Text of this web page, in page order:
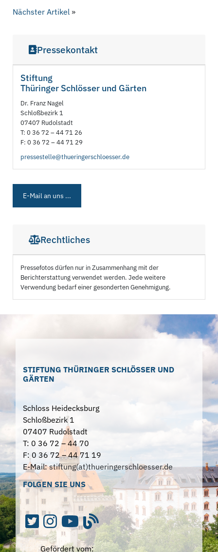
Nächster Artikel »
Pressekontakt
Stiftung
Thüringer Schlösser und Gärten
Dr. Franz Nagel
Schloßbezirk 1
07407 Rudolstadt
T: 0 36 72 – 44 71 26
F: 0 36 72 – 44 71 29
pressestelle@thueringerschloesser.de
E-Mail an uns ...
Rechtliches
Pressefotos dürfen nur in Zusammenhang mit der
Berichterstattung verwendet werden. Jede weitere
Verwendung bedarf einer gesonderten Genehmigung.
STIFTUNG THÜRINGER SCHLÖSSER UND
GÄRTEN
Schloss Heidecksburg
Schloßbezirk 1
07407 Rudolstadt
T: 0 36 72 – 44 70
F: 0 36 72 – 44 71 19
E-Mail:stiftung(at)thueringerschloesser.de
FOLGEN SIE UNS
Gefördert vom: